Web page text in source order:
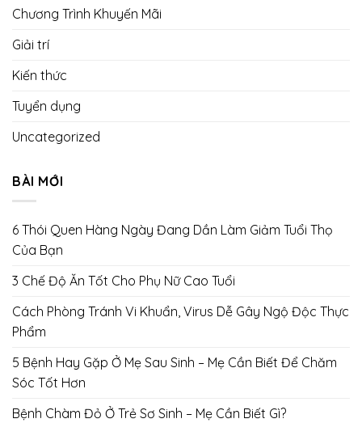
Chương Trình Khuyến Mãi
Giải trí
Kiến thức
Tuyển dụng
Uncategorized
BÀI MỚI
6 Thói Quen Hàng Ngày Đang Dần Làm Giảm Tuổi Thọ
Của Bạn
3 Chế Độ Ăn Tốt Cho Phụ Nữ Cao Tuổi
Cách Phòng Tránh Vi Khuẩn, Virus Dễ Gây Ngộ Độc Thực
Phẩm
5 Bệnh Hay Gặp Ở Mẹ Sau Sinh – Mẹ Cần Biết Để Chăm
Sóc Tốt Hơn
Bệnh Chàm Đỏ Ở Trẻ Sơ Sinh – Mẹ Cần Biết Gì?